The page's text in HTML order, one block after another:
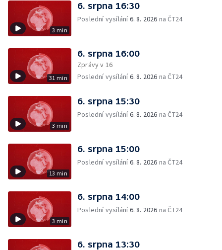
3 min
6. srpna 16:30
Poslední vysílání6. 8. 2026 na ČT24
31 min
6. srpna 16:00
Zprávy v 16
Poslední vysílání6. 8. 2026 na ČT24
3 min
6. srpna 15:30
Poslední vysílání6. 8. 2026 na ČT24
13 min
6. srpna 15:00
Poslední vysílání6. 8. 2026 na ČT24
3 min
6. srpna 14:00
Poslední vysílání6. 8. 2026 na ČT24
6. srpna 13:30